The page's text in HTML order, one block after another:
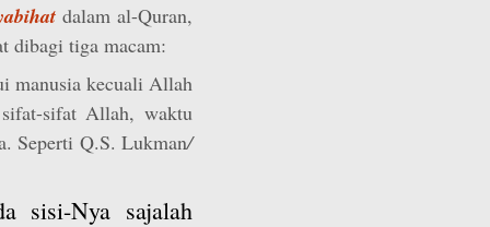
dalam al-Quran,
dibagi tiga macam:
manusia kecuali Allah
sifat Allah, waktu
Seperti Q.S. Lukman/
sisi-Nya sajalah